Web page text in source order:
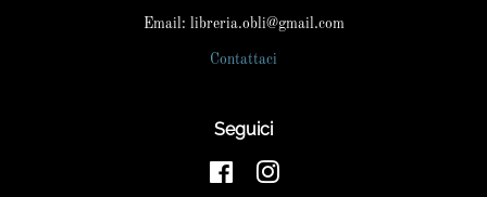
Email: libreria.obli@gmail.com
Contattaci
Seguici
FacebookInstagram